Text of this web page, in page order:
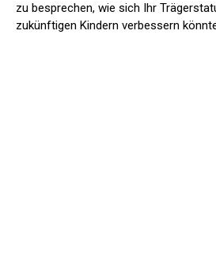
zu besprechen, wie sich Ihr
zukünftigen Kindern verbessern